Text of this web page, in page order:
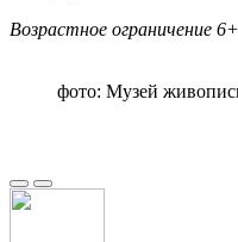
Возрастное ограничение 6+
фото: Музей